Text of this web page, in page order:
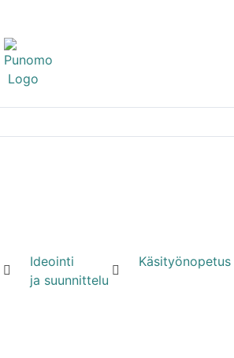
Ideointi
ja suunnittelu
Käsityönopetus